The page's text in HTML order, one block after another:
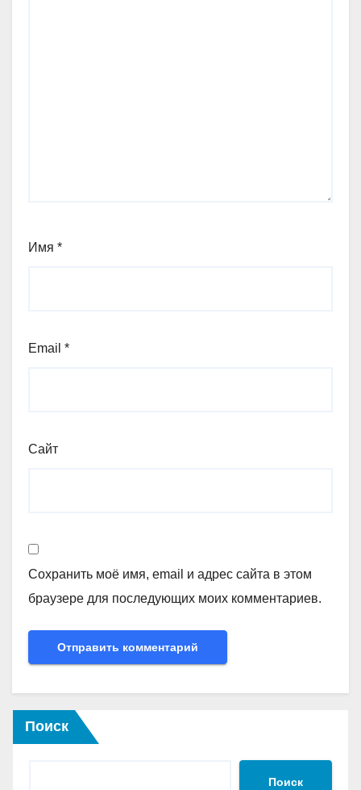
Имя *
Email *
Сайт
Сохранить моё имя, email и адрес сайта в этом
браузере для последующих моих комментариев.
Поиск
Поиск